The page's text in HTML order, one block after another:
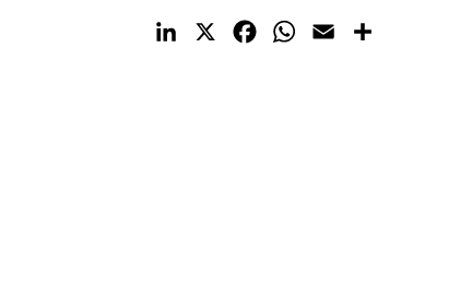
LinkedIn
X FacebookWhatsApp
Email